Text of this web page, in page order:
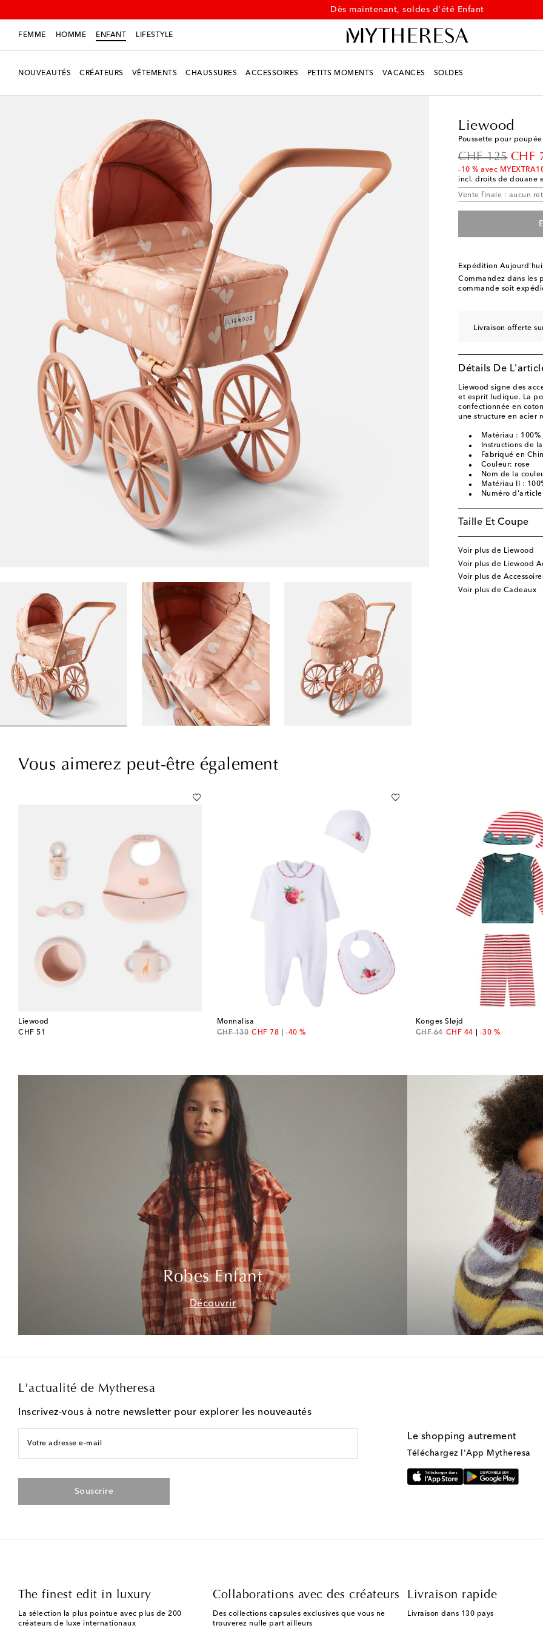
Dès maintenant, soldes d'été Enfant
FEMME HOMME ENFANT LIFESTYLE
NOUVEAUTÉS CRÉATEURS VÊTEMENTS CHAUSSURES ACCESSOIRES PETITS MOMENTS VACANCES SOLDES
Liewood
Poussette pour
CHF 125
original price
CHF
-10 % avec
incl. droits de douane
Vente finale : aucun
Expédition Aujourd'hui
Commandez dans les
commande soit
Livraison offerte
Détails De
Liewood signe des
et esprit ludique. La
confectionnée en
une structure en acier
Matériau : 100%
Instructions de
Fabriqué en
Couleur: rose
Nom de la
Matériau II :
Numéro
Taille Et Coupe
Voir plus de Liewood
Voir plus de Liewood
Voir plus de
Voir plus de Cadeaux
Vous aimerez peut-être également
Liewood
CHF 51
original price
Monnalisa
CHF 130
original priceCHF 78
discount price
-40 %
Konges Sløjd
CHF 64
original price
CHF 44
discount price
-30 %
Robes Enfant
Découvrir
L'actualité de Mytheresa
Inscrivez-vous à notre newsletter pour explorer les nouveautés
Votre adresse e-mail
Souscrire
Le shopping autrement
Téléchargez l'App Mytheresa
The finest edit in luxury
La sélection la plus pointue avec plus de 200
créateurs de luxe internationaux
Collaborations avec des créateurs
Des collections capsules exclusives que vous ne
trouverez nulle part ailleurs
Livraison rapide
Livraison dans 130 pays